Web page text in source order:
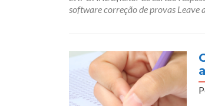
software correção de provas Leave